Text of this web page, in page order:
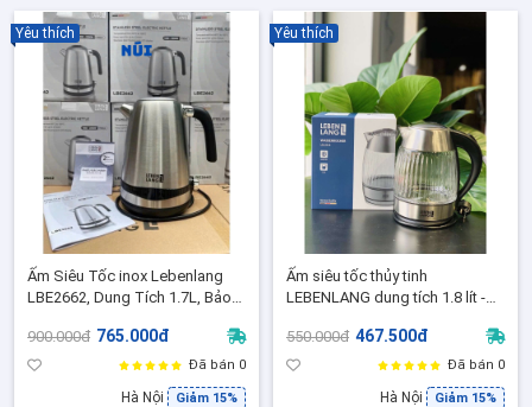
Ấm Siêu Tốc inox Lebenlang
LBE2662, Dung Tích 1.7L, Bảo
900.000đ 765.000đ
Đã bán 0
Hà Nội Giảm 15%
Yêu thích
Ấm siêu tốc thủy tinh
LEBENLANG dung tích 1.8 lít -
550.000đ 467.500đ
Đã bán 0
Hà Nội Giảm 15%
Yêu thích